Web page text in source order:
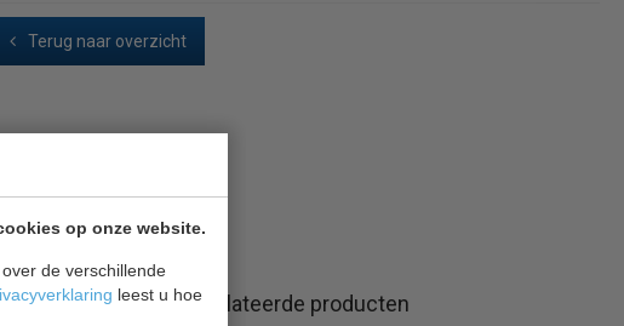
op onze website.
de verschillende
leest u hoe
Terug naar overzicht
Gerelateerde producten